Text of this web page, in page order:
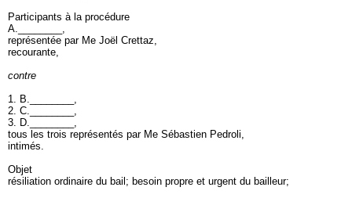
Participants à la procédure
A.________,
représentée par Me Joël Crettaz,
recourante,
contre
1. B.________,
2. C.________,
3. D.________,
tous les trois représentés par Me Sébastien Pedroli,
intimés.
Objet
résiliation ordinaire du bail; besoin propre et urgent du bailleur;